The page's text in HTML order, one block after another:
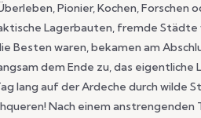
Pionier, Kochen,
Lagerbauten, fremde
Besten waren, bekamen am
dem Ende zu, das
lang auf der Ardeche durch wilde
Nach einem